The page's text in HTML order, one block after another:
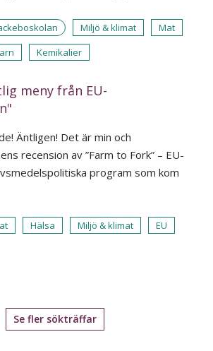
Miljö & klimat
Mat
Kemikalier
meny från EU-
Äntligen! Det är min och
recension av ”Farm to Fork” – EU-
program som kom
Hälsa Miljö & klimat
EU
Se fler sökträffar